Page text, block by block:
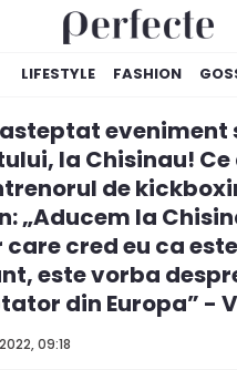
LIFESTYLE FASHION
09:18
eveniment
la Chisinau!
de
„Aducem la
cred eu ca
este vorba
din Europa” -